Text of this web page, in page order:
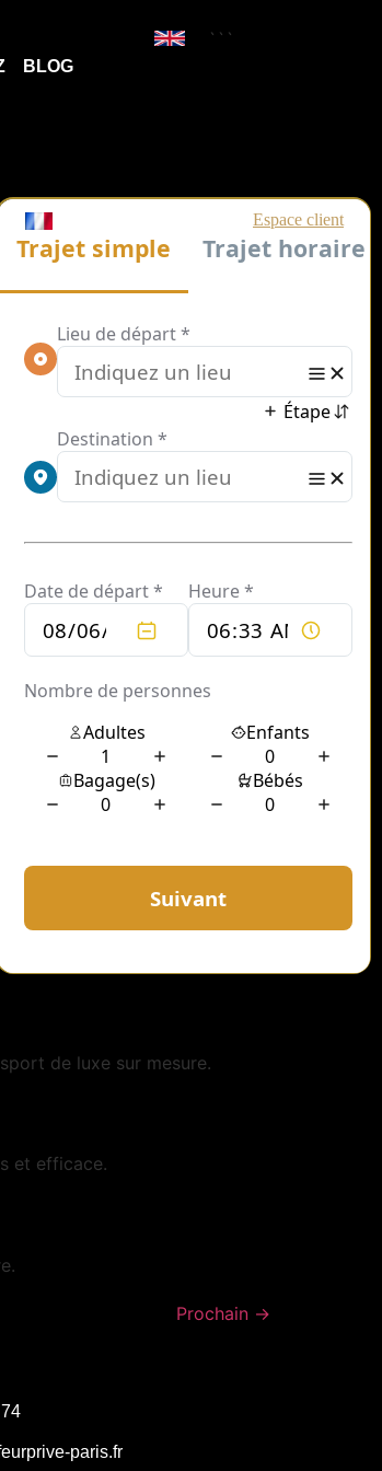
BLOG
```
pour chaque
moderne.
et élégance.
à Paris.
pour vos déplacements.
souci.
de luxe sur mesure.
et efficace.
Prochain →
paris.fr